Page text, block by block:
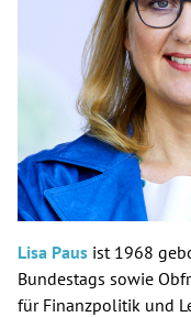
Lisa Paus ist 1968
Bundestags sowie
für Finanzpolitik und